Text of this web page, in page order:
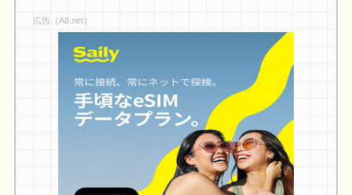
広告（A8.net）